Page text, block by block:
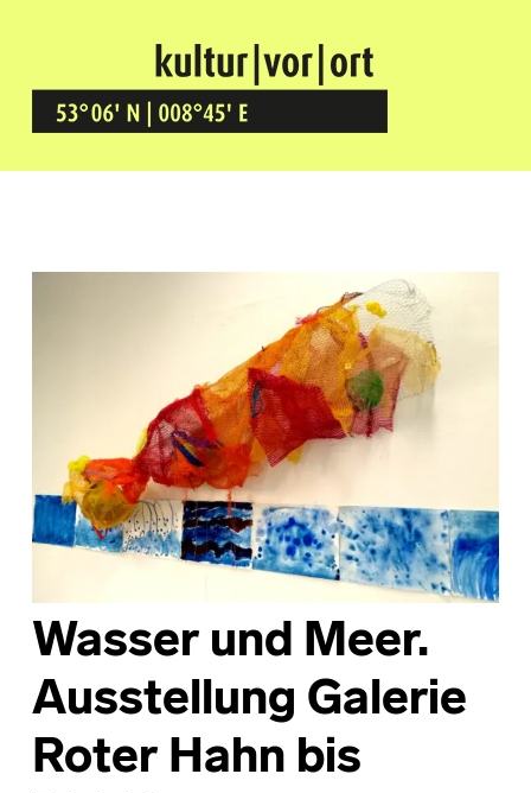
Kultur Vor Ort
BREMEN GRÖPELINGEN
Wasser und Meer.
Ausstellung Galerie
Roter Hahn bis